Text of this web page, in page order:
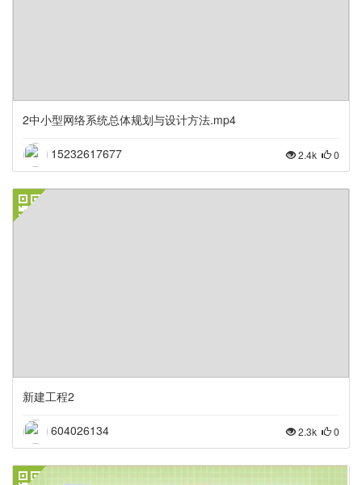
2中小型网络系统总体规划与设计方法.mp4
15232617677 2.4k 0
新建工程2
604026134 2.3k 0